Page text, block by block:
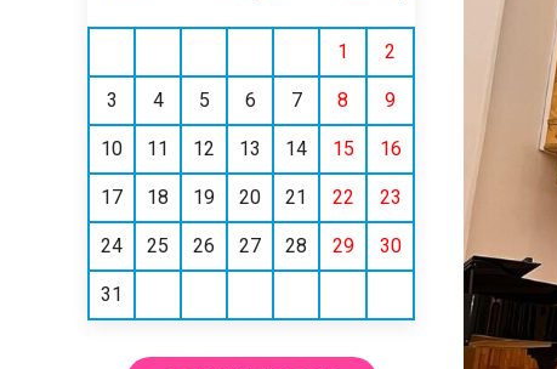
1 2
3 4 5 6 7 8 9
10 11 12 13 14 15 16
17 18 19 20 21 22 23
24 25 26 27 28 29 30
31